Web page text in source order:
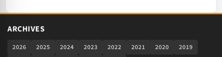
ARCHIVES
2026 2025 2024 2023 2022 2021 2020
2019